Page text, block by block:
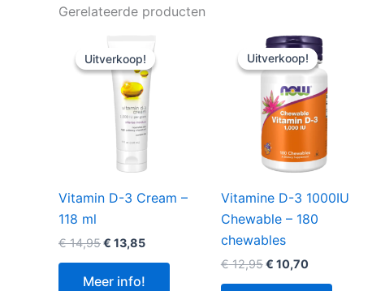
Gerelateerde producten
Uitverkoop!
Uitverkoop!
Vitamin D-3 Cream –
118 ml
€14,95Oorspronkelijke
€ 14,95.
€ 13,85Huidige
Meer info!
Uitverkoop!
Uitverkoop!
Vitamine D-3 1000IU
Chewable – 180
chewables
€12,95Oorspronkelijke
€ 10,70Huidige